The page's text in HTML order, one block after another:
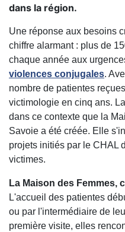
dans la région.
Une réponse aux besoins
chiffre alarmant : plus de
chaque année aux
violences conjugales.
nombre de patientes
victimologie en cinq ans.
dans ce contexte que la
Savoie a été créée. Elle
projets initiés par le CHAL
victimes.
La Maison des Femmes,
L'accueil des patientes
ou par l'intermédiaire de
première visite, elles